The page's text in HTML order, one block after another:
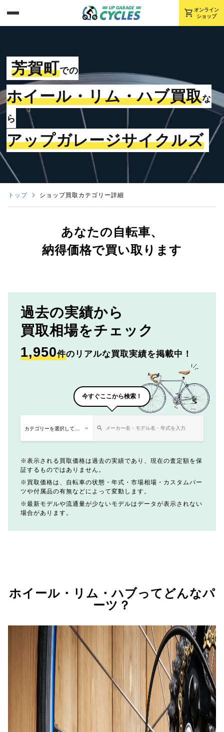
shopping_cart オンライン
ショップ
芳賀町での
ホイール・リム・ハブ買取な
ら
アップガレージサイクルズ
トップ ショップ買取カテゴリー詳細
あなたの自転車、
納得価格で買い取ります
過去の実績から
買取相場をチェック
1,950件のリアルな買取実績を掲載中！
今すぐここから検索！
表示される買取価格は過去の実績であり、現在の査定額を保
証するものではありません。
買取価格は、自転車の状態・年式・市場相場・カスタムパー
ツや付属品の有無などによって変動します。
最新モデルや流通量が少ないモデルはデータが表示されない
場合があります。
ホイール・リム・ハブってどんなパ
ーツ？